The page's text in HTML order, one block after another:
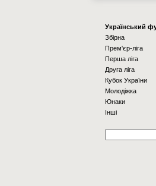
Українcький
Збірна
Прем'єр-ліга
Перша ліга
Друга ліга
Кубок України
Молодіжка
Юнаки
Інші